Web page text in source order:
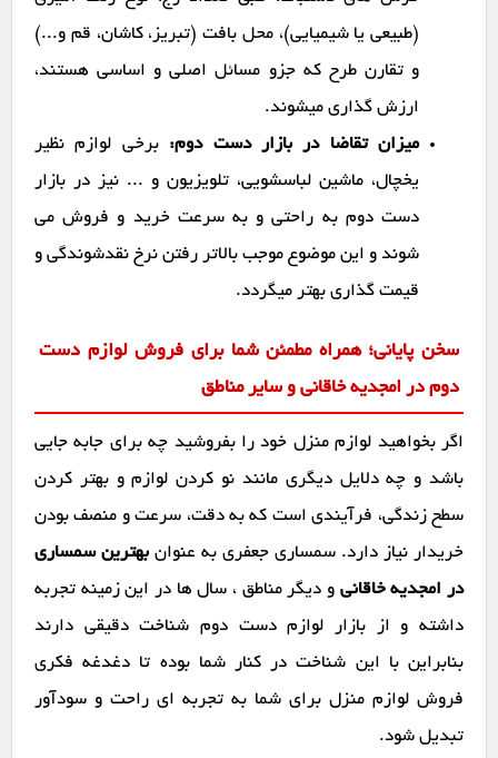
(طبیعی یا شیمیایی)، محل بافت (تبریز، کاشان، قم و...)
و تقارن طرح که جزو مسائل اصلی و اساسی هستند،
ارزش گذاری میشوند.
میزان تقاضا در بازار دست دوم: برخی لوازم نظیر
یخچال، ماشین لباسشویی، تلویزیون و ... نیز در بازار
دست دوم به راحتی و به سرعت خرید و فروش می
شوند و این موضوع موجب بالاتر رفتن نرخ نقدشوندگی و
قیمت گذاری بهتر میگردد.
سخن پایانی؛ همراه مطمئن شما برای فروش لوازم دست
دوم در امجدیه خاقانی و سایر مناطق
اگر بخواهید لوازم منزل خود را بفروشید چه برای جابه جایی
باشد و چه دلایل دیگری مانند نو کردن لوازم و بهتر کردن
سطح زندگی، فرآیندی است که به دقت، سرعت و منصف بودن
خریدار نیاز دارد. سمساری جعفری به عنوان بهترین سمساری
در امجدیه خاقانی و دیگر مناطق ، سال ها در این زمینه تجربه
داشته و از بازار لوازم دست دوم شناخت دقیقی دارند
بنابراین با این شناخت در کنار شما بوده تا دغدغه فکری
فروش لوازم منزل برای شما به تجربه ای راحت و سودآور
تبدیل شود.